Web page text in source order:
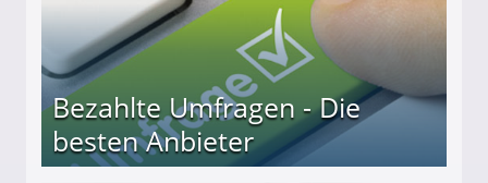
Bezahlte Umfragen - Die
besten Anbieter